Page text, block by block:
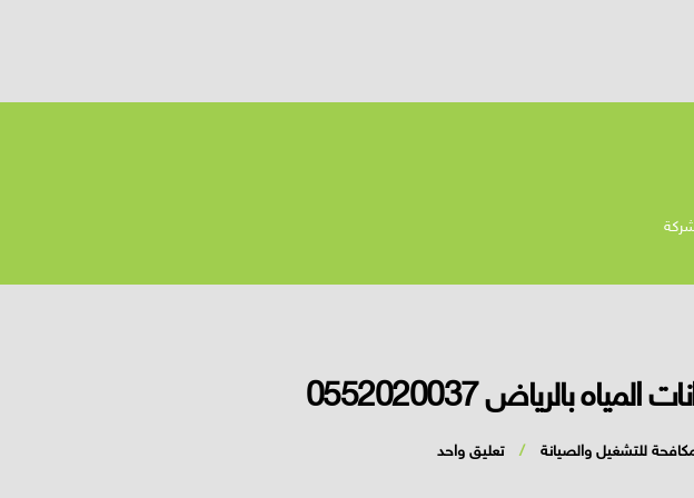
بالرياض 0552020037
للتشغيل والصيانة تعليق واحد